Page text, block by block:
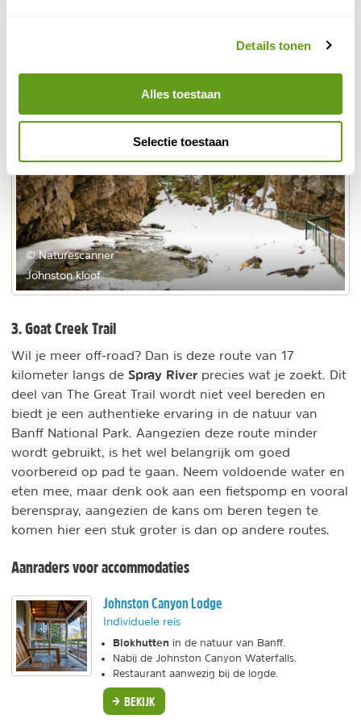
Details tonen
Alles toestaan
Selectie toestaan
© Naturescanner
Johnston kloof
3. Goat Creek Trail
Wil je meer off-road? Dan is deze route van 17
kilometer langs de Spray River precies wat je zoekt. Dit
deel van The Great Trail wordt niet veel bereden en
biedt je een authentieke ervaring in de natuur van
Banff National Park. Aangezien deze route minder
wordt gebruikt, is het wel belangrijk om goed
voorbereid op pad te gaan. Neem voldoende water en
eten mee, maar denk ook aan een fietspomp en vooral
berenspray, aangezien de kans om beren tegen te
komen hier een stuk groter is dan op andere routes.
Aanraders voor accommodaties
Johnston Canyon Lodge
Individuele reis
Blokhutten in de natuur van Banff.
Nabij de Johnston Canyon Waterfalls.
Restaurant aanwezig bij de logde.
BEKIJK